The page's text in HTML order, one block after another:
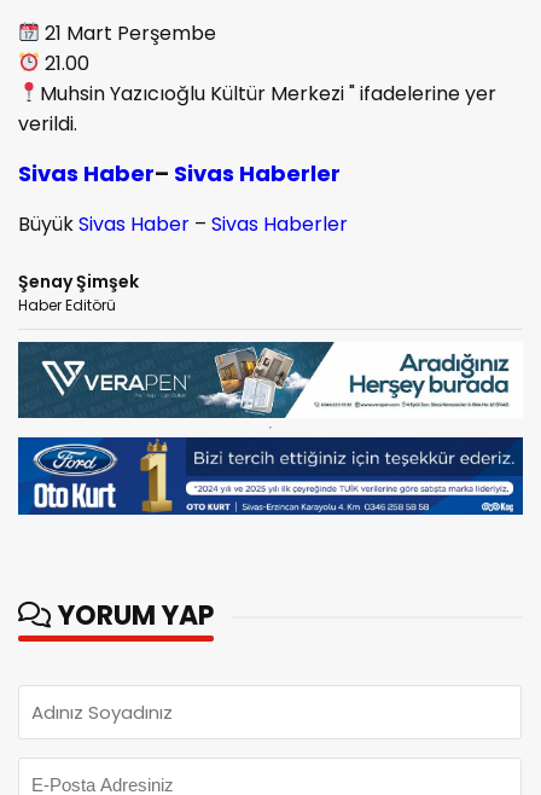
21 Mart Perşembe
21.00
Muhsin Yazıcıoğlu Kültür Merkezi " ifadelerine yer
verildi.
Sivas Haber– Sivas Haberler
BüyükSivas Haber – Sivas Haberler
Şenay Şimşek
Haber Editörü
YORUM YAP